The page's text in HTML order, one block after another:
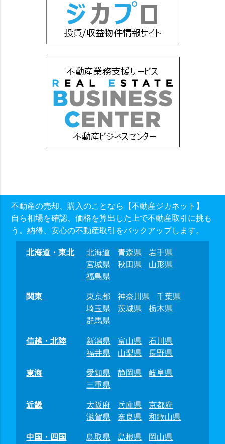
不動産の売却、購入のことなら【不動産ジカネット】
自ら相場を確認、価格を算出した上で不動産取引に挑も
う。納得、安心の不動産取引をバックアップします。
北海道・東北 北海道 青森県
岩手県
宮城県
秋田県
山形県
福島県
関東
東京都 神奈川県
千葉県
埼玉県
茨城県
栃木県
群馬県
信越・北陸
新潟県 富山県
石川県
福井県
山梨県
長野県
東海
愛知県 静岡県
岐阜県
三重県
近畿
大阪府 兵庫県
京都府
滋賀県
奈良県
和歌山県
中国・四国
鳥取県 島根県
岡山県